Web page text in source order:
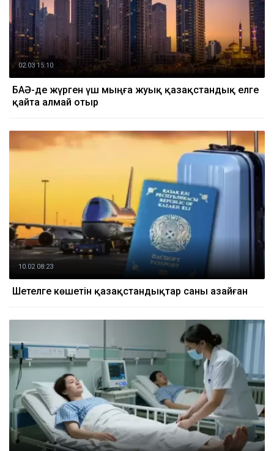
02.03 15:10
БАӘ-де жүрген үш мыңға жуық қазақстандық елге
қайта алмай отыр
10.02 08:23
Шетелге көшетін қазақстандықтар саны азайған